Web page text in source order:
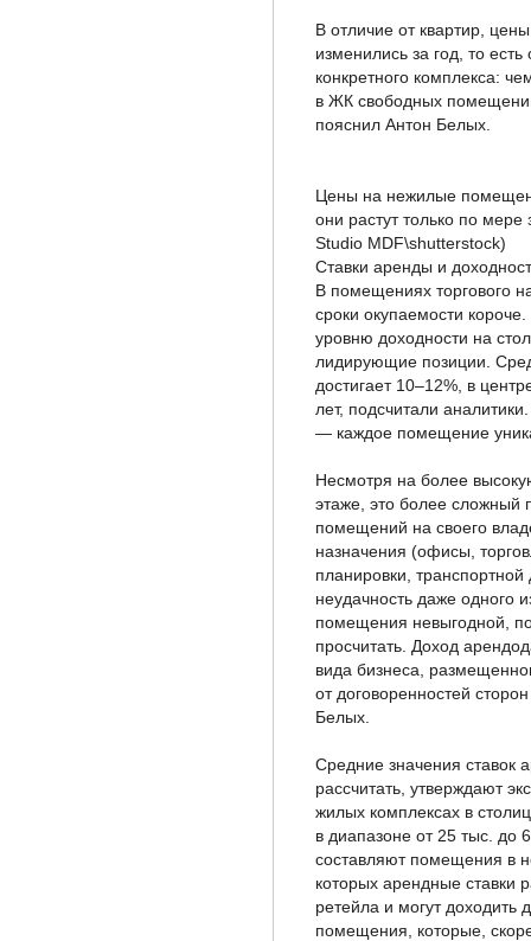
В отличие от квартир,
изменились за год, то
конкретного комплекса:
в ЖК свободных
пояснил Антон Белых.
Цены на нежилые
они растут только по мере
Studio MDF\shutterstock)
Ставки аренды и
В помещениях торгового
сроки окупаемости
уровню доходности на
лидирующие позиции.
достигает 10–12%, в
лет, подсчитали
— каждое помещение
Несмотря на более
этаже, это более сложный
помещений на своего
назначения (офисы,
планировки, транспортной
неудачность даже одного
помещения невыгодной,
просчитать. Доход
вида бизнеса,
от договоренностей
Белых.
Средние значения ставок
рассчитать, утверждают
жилых комплексах в
в диапазоне от 25 тыс. до
составляют помещения в
которых арендные ставки
ретейла и могут доходить
помещения, которые,